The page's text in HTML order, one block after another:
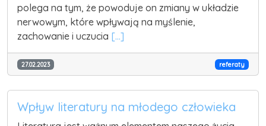
polega na tym, że powoduje on zmiany w układzie
nerwowym, które wpływają na myślenie,
zachowanie i uczucia [...]
27.02.2023 referaty
Wpływ literatury na młodego człowieka